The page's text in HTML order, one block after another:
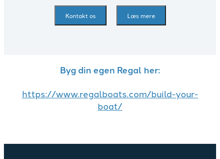
Kontakt os Læs mere
Byg din egen Regal her:
https://www.regalboats.com/build-your-
boat/